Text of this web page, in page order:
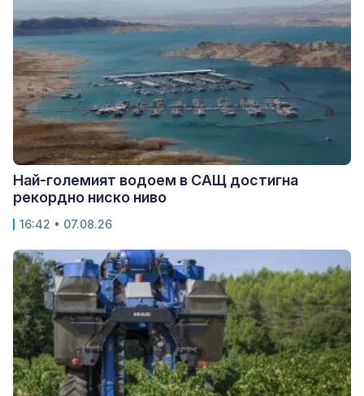
Най-големият водоем в САЩ достигна
рекордно ниско ниво
16:42 • 07.08.26